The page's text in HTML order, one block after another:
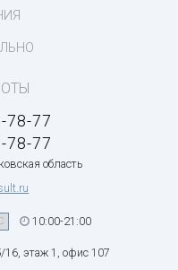
78-77
78-77
область
10:00-21:00
этаж 1, офис 107